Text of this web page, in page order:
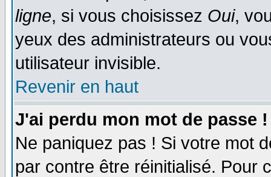
ligne, si vous choisissez Oui,
yeux des administrateurs ou
utilisateur invisible.
Revenir en haut
J'ai perdu mon mot de passe !
Ne paniquez pas ! Si votre mot
par contre être réinitialisé. Pour